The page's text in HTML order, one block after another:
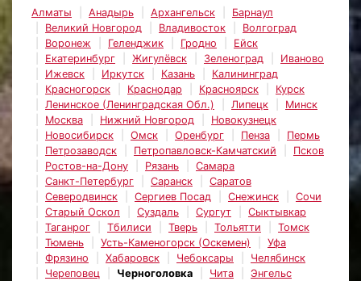
Алматы Анадырь Архангельск
Барнаул
Великий Новгород
Владивосток
Волгоград
Воронеж
Геленджик Гродно
Ейск
Екатеринбург
Жигулёвск Зеленоград
Иваново
Ижевск
Иркутск Казань
Калининград
Красногорск
Краснодар Красноярск
Курск
Ленинское (Ленинградская Обл.)
Липецк
Минск
Москва
Нижний Новгород
Новокузнецк
Новосибирск
Омск Оренбург Пенза
Пермь
Петрозаводск
Петропавловск-Камчатский
Псков
Ростов-на-Дону
Рязань
Самара
Санкт-Петербург
Саранск
Саратов
Северодвинск
Сергиев Посад Снежинск
Сочи
Старый Оскол
Суздаль Сургут
Сыктывкар
Таганрог
Тбилиси Тверь Тольятти
Томск
Тюмень
Усть-Каменогорск (Оскемен)
Уфа
Фрязино
Хабаровск Чебоксары
Челябинск
Череповец
Черноголовка Чита
Энгельс